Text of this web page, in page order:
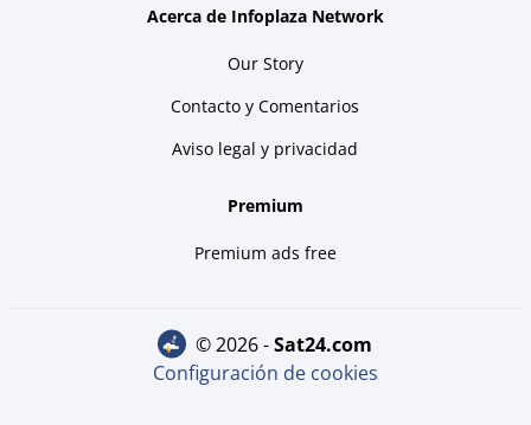
Acerca de Infoplaza Network
Our Story
Contacto y Comentarios
Aviso legal y privacidad
Premium
Premium ads free
© 2026 - sat24.com
Configuración de cookies